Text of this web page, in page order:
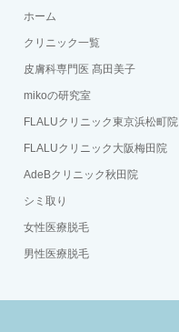
ホーム
クリニック一覧
皮膚科専門医 髙田美子
mikoの研究室
FLALUクリニック東京浜松町院
FLALUクリニック大阪梅田院
AdeBクリニック秋田院
シミ取り
女性医療脱毛
男性医療脱毛